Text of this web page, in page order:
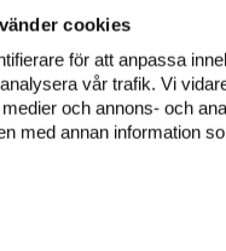
cookies
för att anpassa
vår trafik. Vi
och annons- och
med annan information